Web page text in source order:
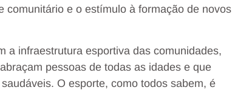
comunitário e o estímulo à formação de novos
a infraestrutura esportiva das comunidades,
pessoas de todas as idades e que
O esporte, como todos sabem, é